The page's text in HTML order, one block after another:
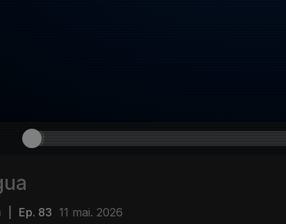
Ep. 83 11 mai. 2026